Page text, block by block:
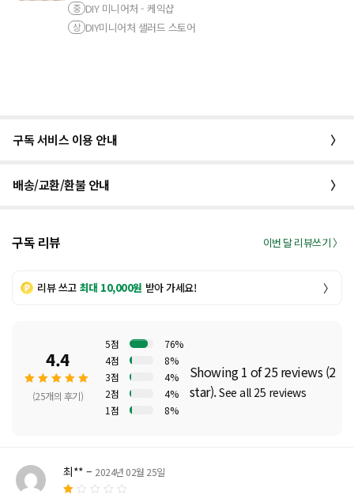
중 DIY 미니어처 - 케익샵
상 DIY미니어처 샐러드 스토어
구독 서비스 이용 안내 〉
배송/교환/환불 안내 〉
구독 리뷰 이번 달 리뷰쓰기 〉
리뷰 쓰고 최대 10,000원 받아 가세요! 〉
4.4
됨
(25개의 후기)
5점
76%
4점
8%
3점
4%
2점
4%
1점
8%
Showing 1 of 25 reviews (2
star).See all 25 reviews
최** – 2024년 02월 25일